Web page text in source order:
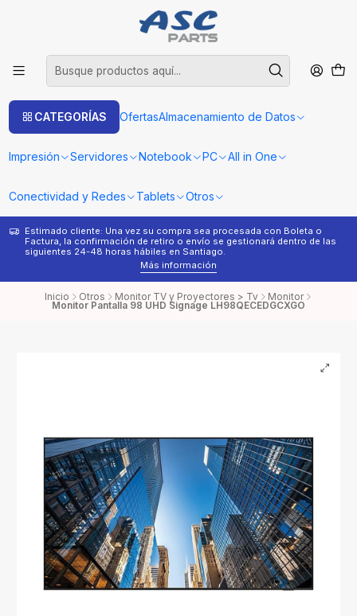
CATEGORÍAS OfertasAlmacenamiento de Datos
Impresión Servidores Notebook PC All in One
Conectividad y Redes Tablets Otros
Estimado cliente: Una vez su compra sea procesada con Boleta o
Factura, la confirmación de retiro o envío se gestionará dentro de las
siguientes 24-48 horas hábiles en Santiago.
Más información
Inicio Otros Monitor TV y Proyectores > Tv Monitor
Monitor Pantalla 98 UHD Signage LH98QECEDGCXGO